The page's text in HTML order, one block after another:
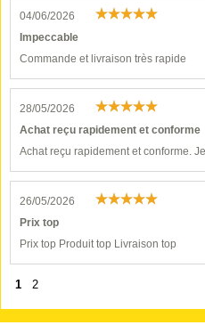
04/06/2026
Impeccable
Commande et livraison très rapide
28/05/2026
Achat reçu rapidement et conforme
Achat reçu rapidement et conforme.
26/05/2026
Prix top
Prix top Produit top Livraison top
1 2